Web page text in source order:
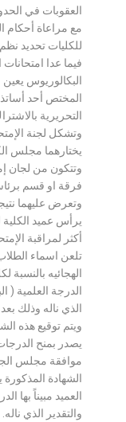
العقوبات في
مع مراعاة أحكام
للكليات تحديد نظم
فيما عدا
البكالوريوس
المختص أحد
التحريرية
وتشكل لجنة
يختارهما مجلس
وتتكون من لجان
فرقة او قسم
وتعرض عليهما
يرأس عميد
أكثر لمراقبة
تلعن اسماء
الهجائيه بالنسبة
الدرجة العلمية (
الذي ناله وذلك
ويتم توقيع هذه
يصدر بمنح
موافقة مجلس
الشهادة
العميد مبيناً بها
والتقدير الذي ناله.